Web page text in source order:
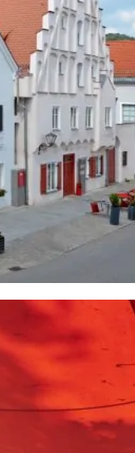
AKTUELLES
DOWNLOADS
IMPRESSUM
LEICHTE
ERKLÄRUNG
KONTAKT
Bayern Tourist
Prinz-Ludwig-Palais
Türkenstraße 7
80333 München
Telefon: +49 89
117
Fax: +49 89 28760-